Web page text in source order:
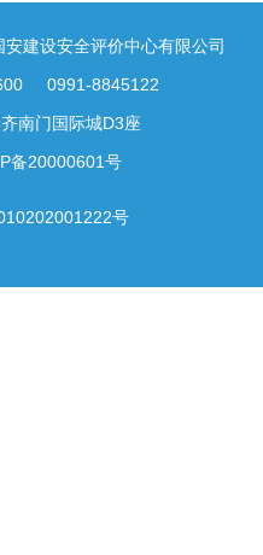
建设安全评价中心有限公司
0991-8845122
南门国际城D3座
备20000601号
号